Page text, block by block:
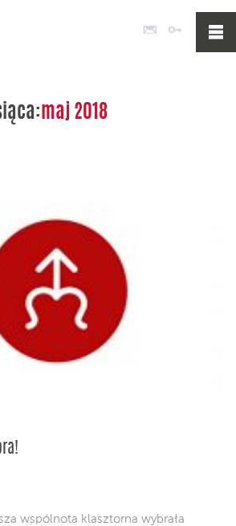
Poczta
maj 2018
wspólnota klasztorna wybrała